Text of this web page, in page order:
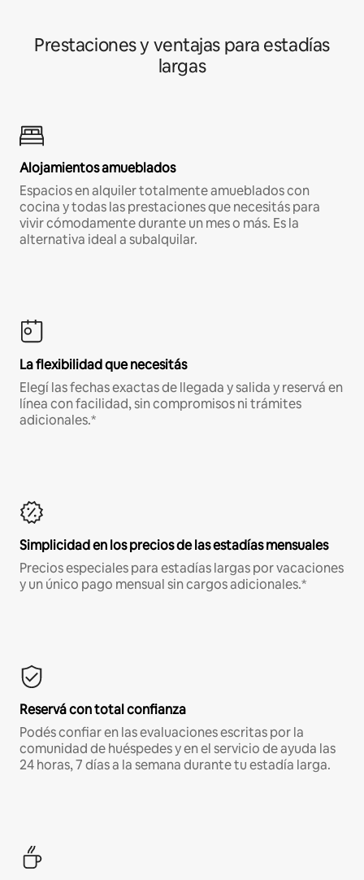
Prestaciones y ventajas para estadías
largas
Alojamientos amueblados
Espacios en alquiler totalmente amueblados con
cocina y todas las prestaciones que necesitás para
vivir cómodamente durante un mes o más. Es la
alternativa ideal a subalquilar.
La flexibilidad que necesitás
Elegí las fechas exactas de llegada y salida y reservá en
línea con facilidad, sin compromisos ni trámites
adicionales.*
Simplicidad en los precios de las estadías mensuales
Precios especiales para estadías largas por vacaciones
y un único pago mensual sin cargos adicionales.*
Reservá con total confianza
Podés confiar en las evaluaciones escritas por la
comunidad de huéspedes y en el servicio de ayuda las
24 horas, 7 días a la semana durante tu estadía larga.